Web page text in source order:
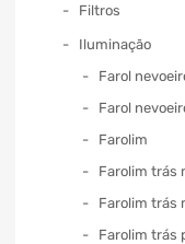
Filtros
Iluminação
Farol
Farol
Farolim
Farolim trás
Farolim trás
Farolim trás